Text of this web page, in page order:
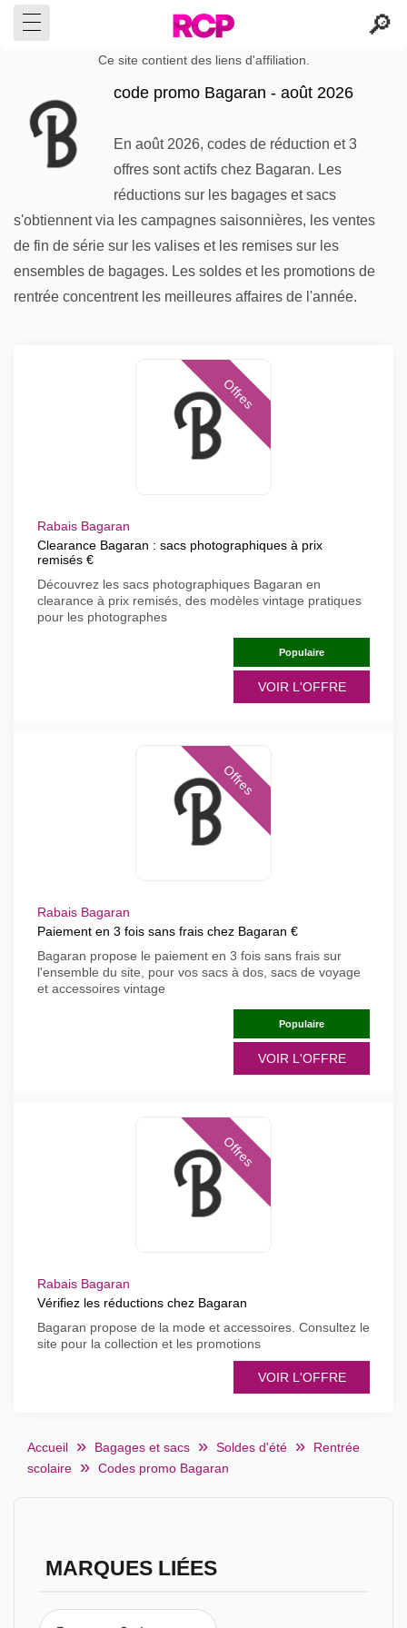
Ce site contient des liens d'affiliation.
code promo Bagaran - août 2026
En août 2026, codes de réduction et 3
offres sont actifs chez Bagaran. Les
réductions sur les bagages et sacs
s'obtiennent via les campagnes saisonnières, les ventes
de fin de série sur les valises et les remises sur les
ensembles de bagages. Les soldes et les promotions de
rentrée concentrent les meilleures affaires de l'année.
Offres
Rabais Bagaran
Clearance Bagaran : sacs photographiques à prix
remisés €
Découvrez les sacs photographiques Bagaran en
clearance à prix remisés, des modèles vintage pratiques
pour les photographes
Populaire
VOIR L'OFFRE
Offres
Rabais Bagaran
Paiement en 3 fois sans frais chez Bagaran €
Bagaran propose le paiement en 3 fois sans frais sur
l'ensemble du site, pour vos sacs à dos, sacs de voyage
et accessoires vintage
Populaire
VOIR L'OFFRE
Offres
Rabais Bagaran
Vérifiez les réductions chez Bagaran
Bagaran propose de la mode et accessoires. Consultez le
site pour la collection et les promotions
VOIR L'OFFRE
Accueil Bagages et sacs Soldes d'été
Rentrée
scolaire
Codes promo Bagaran
MARQUES LIÉES